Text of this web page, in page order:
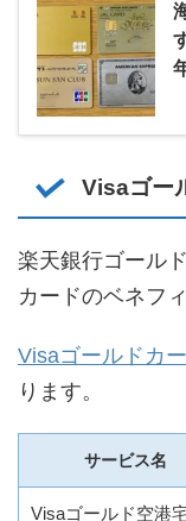
Visaゴー
楽天銀行ゴール
カードのベネフ
Visaゴールドカ
ります。
サービス名
Visaゴールド空港